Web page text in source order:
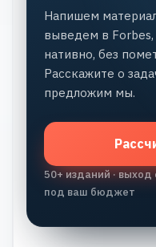
Напишем
выведем в
нативно, без
Расскажите о
предложим мы.
50+ изданий ·
под ваш бюджет